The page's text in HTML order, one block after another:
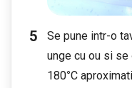
Se pune intr-o
unge cu ou si
180°C